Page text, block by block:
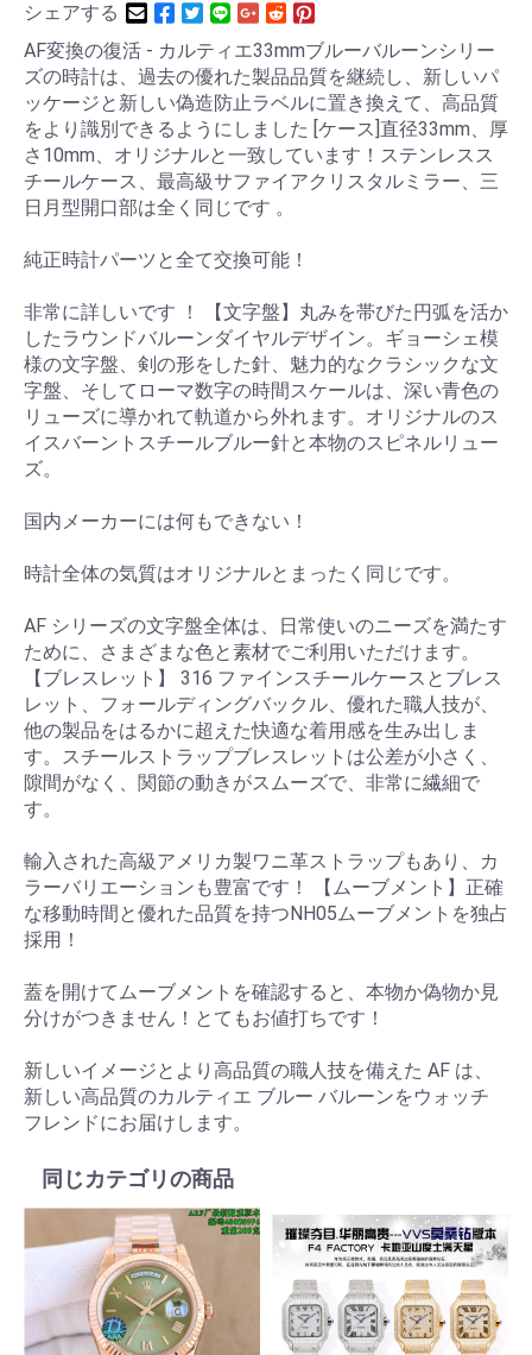
シェアする
AF変換の復活 - カルティエ33mmブルーバルーンシリー
ズの時計は、過去の優れた製品品質を継続し、新しいパ
ッケージと新しい偽造防止ラベルに置き換えて、高品質
をより識別できるようにしました [ケース]直径33mm、厚
さ10mm、オリジナルと一致しています！ステンレスス
チールケース、最高級サファイアクリスタルミラー、三
日月型開口部は全く同じです 。
純正時計パーツと全て交換可能！
非常に詳しいです ！ 【文字盤】丸みを帯びた円弧を活か
したラウンドバルーンダイヤルデザイン。ギョーシェ模
様の文字盤、剣の形をした針、魅力的なクラシックな文
字盤、そしてローマ数字の時間スケールは、深い青色の
リューズに導かれて軌道から外れます。オリジナルのス
イスバーントスチールブルー針と本物のスピネルリュー
ズ。
国内メーカーには何もできない！
時計全体の気質はオリジナルとまったく同じです。
AF シリーズの文字盤全体は、日常使いのニーズを満たす
ために、さまざまな色と素材でご利用いただけます。
【ブレスレット】 316 ファインスチールケースとブレス
レット、フォールディングバックル、優れた職人技が、
他の製品をはるかに超えた快適な着用感を生み出しま
す。スチールストラップブレスレットは公差が小さく、
隙間がなく、関節の動きがスムーズで、非常に繊細で
す。
輸入された高級アメリカ製ワニ革ストラップもあり、カ
ラーバリエーションも豊富です！ 【ムーブメント】正確
な移動時間と優れた品質を持つNH05ムーブメントを独占
採用！
蓋を開けてムーブメントを確認すると、本物か偽物か見
分けがつきません！とてもお値打ちです！
新しいイメージとより高品質の職人技を備えた AF は、
新しい高品質のカルティエ ブルー バルーンをウォッチ
フレンドにお届けします。
同じカテゴリの商品